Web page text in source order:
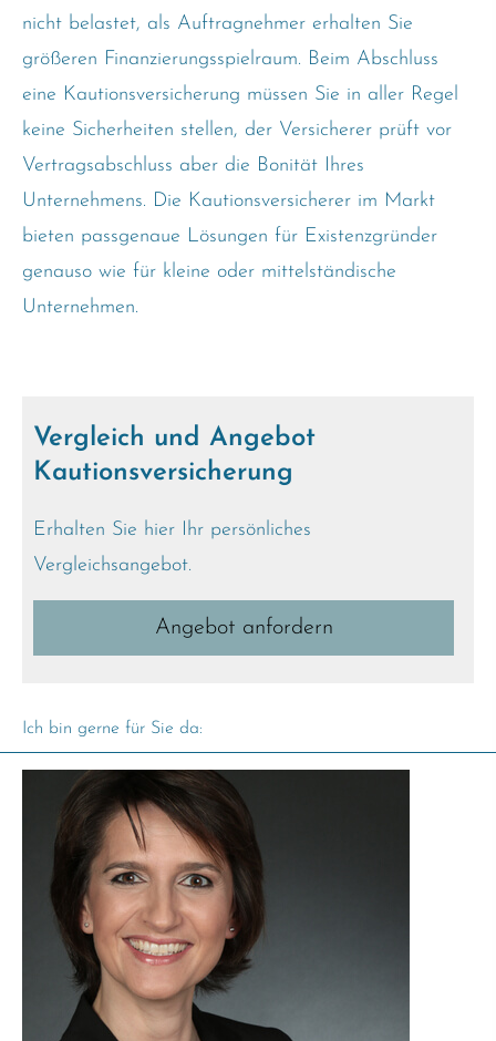
nicht belastet, als Auftragnehmer erhalten Sie
größeren Finanzierungsspielraum. Beim Abschluss
eine Kautionsversicherung müssen Sie in aller Regel
keine Sicherheiten stellen, der Versicherer prüft vor
Vertragsabschluss aber die Bonität Ihres
Unternehmens. Die Kautionsversicherer im Markt
bieten passgenaue Lösungen für Existenzgründer
genauso wie für kleine oder mittelständische
Unternehmen.
Vergleich und Angebot
Kautionsversicherung
Erhalten Sie hier Ihr persönliches
Vergleichsangebot.
An­ge­bot an­for­dern
Ich bin gerne für Sie da: